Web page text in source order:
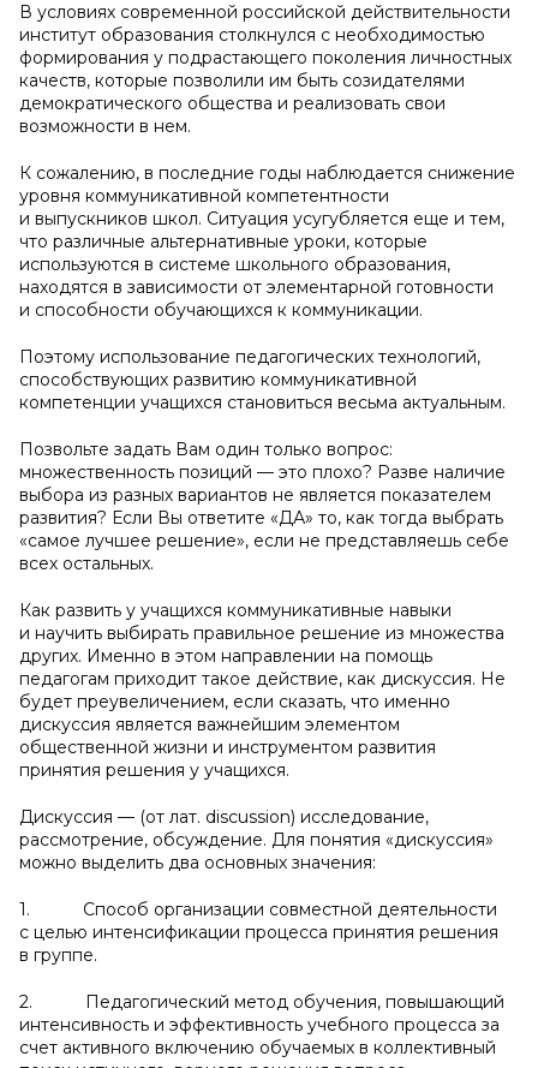
В условиях современной российской действительности
институт образования столкнулся с необходимостью
формирования у подрастающего поколения личностных
качеств, которые позволили им быть созидателями
демократического общества и реализовать свои
возможности в нем.
К сожалению, в последние годы наблюдается снижение
уровня коммуникативной компетентности
и выпускников школ. Ситуация усугубляется еще и тем,
что различные альтернативные уроки, которые
используются в системе школьного образования,
находятся в зависимости от элементарной готовности
и способности обучающихся к коммуникации.
Поэтому использование педагогических технологий,
способствующих развитию коммуникативной
компетенции учащихся становиться весьма актуальным.
Позвольте задать Вам один только вопрос:
множественность позиций — это плохо? Разве наличие
выбора из разных вариантов не является показателем
развития? Если Вы ответите «ДА» то, как тогда выбрать
«самое лучшее решение», если не представляешь себе
всех остальных.
Как развить у учащихся коммуникативные навыки
и научить выбирать правильное решение из множества
других. Именно в этом направлении на помощь
педагогам приходит такое действие, как дискуссия. Не
будет преувеличением, если сказать, что именно
дискуссия является важнейшим элементом
общественной жизни и инструментом развития
принятия решения у учащихся.
Дискуссия — (от лат. discussion) исследование,
рассмотрение, обсуждение. Для понятия «дискуссия»
можно выделить два основных значения:
1. Способ организации совместной деятельности
с целью интенсификации процесса принятия решения
в группе.
2. Педагогический метод обучения, повышающий
интенсивность и эффективность учебного процесса за
счет активного включению обучаемых в коллективный